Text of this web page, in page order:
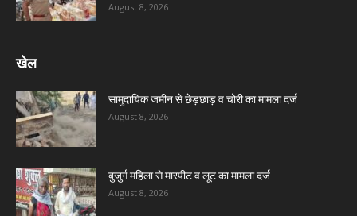
August 8, 2026
खेल
सामुदायिक जमीन से छेड़छाड़ व चोरी का मामला दर्ज
August 8, 2026
बुजुर्ग महिला से मारपीट व लूट का मामला दर्ज
August 8, 2026